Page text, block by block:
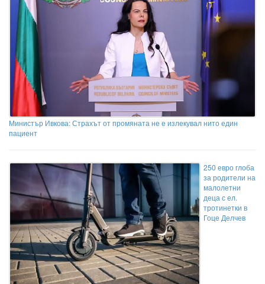
Министър Ивкова: Страхът от промяната не е излекувал нито един
пациент
250 евро глоба
за родители на
малолетни
деца с ел.
тротинетки в
Гоце Делчев